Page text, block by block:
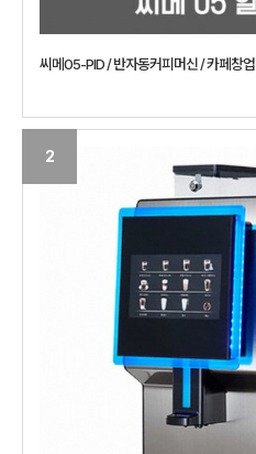
씨메05-PID / 반자동커피머신 / 카페창업
2